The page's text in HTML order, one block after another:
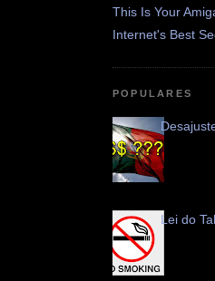
This Is Your
Internet's Best
POPULARES
Lei do